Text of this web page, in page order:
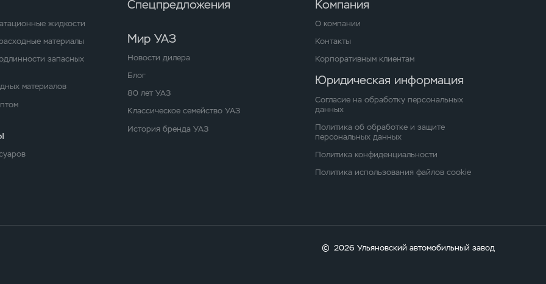
жидкости
материалы
запасных
материалов
Спецпредложения
Мир УАЗ
Новости дилера
Блог
80 лет УАЗ
Классическое семейство УАЗ
История бренда УАЗ
Компания
О компании
Контакты
Корпоративным клиентам
Юридическая информация
Согласие на обработку персональных
данных
Политика об обработке и защите
персональных данных
Политика конфиденциальности
Политика использования файлов cookie
© 2026 Ульяновский автомобильный завод